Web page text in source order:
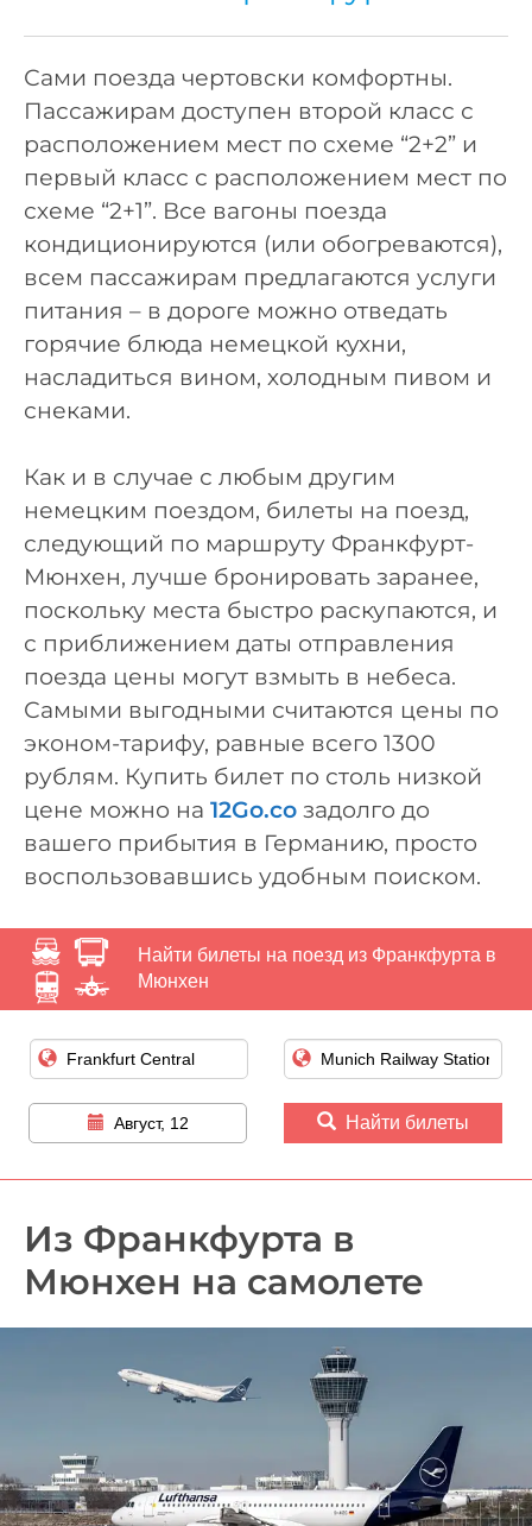
Сами поезда чертовски комфортны.
Пассажирам доступен второй класс с
расположением мест по схеме “2+2” и
первый класс с расположением мест по
схеме “2+1”. Все вагоны поезда
кондиционируются (или обогреваются),
всем пассажирам предлагаются услуги
питания – в дороге можно отведать
горячие блюда немецкой кухни,
насладиться вином, холодным пивом и
снеками.
Как и в случае с любым другим
немецким поездом, билеты на поезд,
следующий по маршруту Франкфурт-
Мюнхен, лучше бронировать заранее,
поскольку места быстро раскупаются, и
с приближением даты отправления
поезда цены могут взмыть в небеса.
Самыми выгодными считаются цены по
эконом-тарифу, равные всего 1300
рублям. Купить билет по столь низкой
цене можно на 12Go.co задолго до
вашего прибытия в Германию, просто
воспользовавшись удобным поиском.
Найти билеты на поезд из Франкфурта в
Мюнхен
Август, 12 Найти билеты
Из Франкфурта в
Мюнхен на самолете